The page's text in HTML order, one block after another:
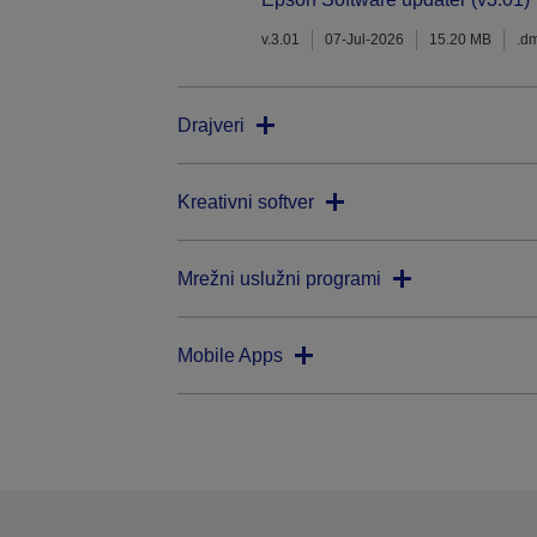
v.3.01 07-Jul-2026 15.20 MB
Drajveri
Kreativni softver
Mrežni uslužni programi
Mobile Apps